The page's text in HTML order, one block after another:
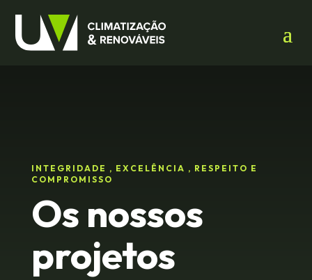
INTEGRIDADE , EXCELÊNCIA , RESPEITO E
COMPROMISSO
Os nossos
projetos